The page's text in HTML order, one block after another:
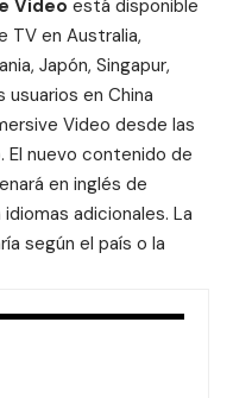
Video está disponible
TV en Australia,
Japón, Singapur,
usuarios en China
Video desde las
El nuevo contenido de
en inglés de
adicionales. La
según el país o la